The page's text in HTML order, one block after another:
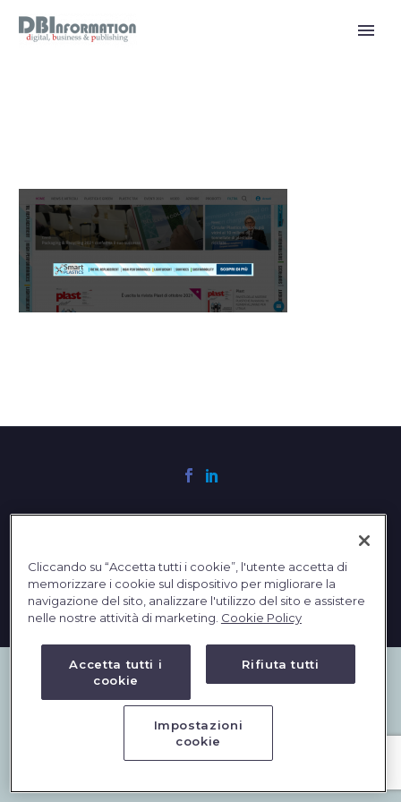
English
2023 © DBInformation SPA - Partita IVA: 09293820156
PRIVACY|COOKIES
Cliccando su “Accetta tutti i cookie”, l'utente accetta di
memorizzare i cookie sul dispositivo per migliorare la
navigazione del sito, analizzare l'utilizzo del sito e assistere
nelle nostre attività di marketing. Cookie Policy
Accetta tutti i
cookie
Rifiuta tutti
Impostazioni
cookie